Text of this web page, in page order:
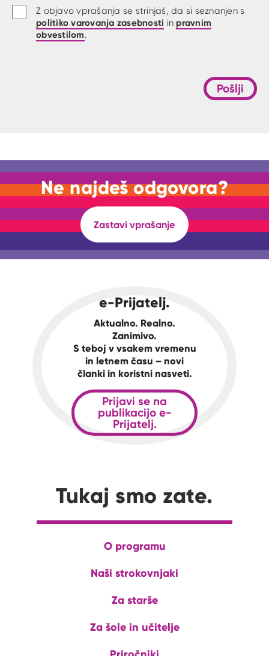
Z objavo vprašanja se strinjaš, da si seznanjen s
politiko varovanja zasebnosti in pravnim
obvestilom.
Pošlji
Ne najdeš odgovora?
Zastavi vprašanje
e-Prijatelj.
Aktualno. Realno.
Zanimivo.
S teboj v vsakem vremenu
in letnem času – novi
članki in koristni nasveti.
Prijavi se na
publikacijo e-
Prijatelj.
Tukaj smo zate.
O programu
Naši strokovnjaki
Za starše
Za šole in učitelje